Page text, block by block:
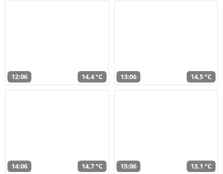
12:06 14,4 °C 13:06 14,5 °C
14:06 14,7 °C 15:06 13,1 °C